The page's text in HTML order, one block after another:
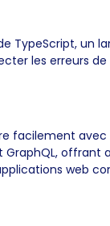
TypeScript, un
les erreurs
facilement
offrant
web